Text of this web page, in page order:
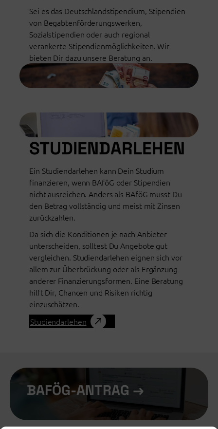
Sei es das Deutschlandstipendium, Stipendien
von Begabtenförderungswerken,
Sozialstipendien oder auch regional
verankerte Stipendienmöglichkeiten. Wir
bieten Dir dazu unsere Beratung an.
STUDIENDARLEHEN
Ein Studiendarlehen kann Dein Studium
finanzieren, wenn BAföG oder Stipendien
nicht ausreichen. Anders als BAföG musst Du
den Betrag vollständig und meist mit Zinsen
zurückzahlen.
Da sich die Konditionen je nach Anbieter
unterscheiden, solltest Du Angebote gut
vergleichen. Studiendarlehen eignen sich vor
allem zur Überbrückung oder als Ergänzung
anderer Finanzierungsformen. Eine Beratung
hilft Dir, Chancen und Risiken richtig
einzuschätzen.
Studiendarlehen
BAFÖG-ANTRAG →